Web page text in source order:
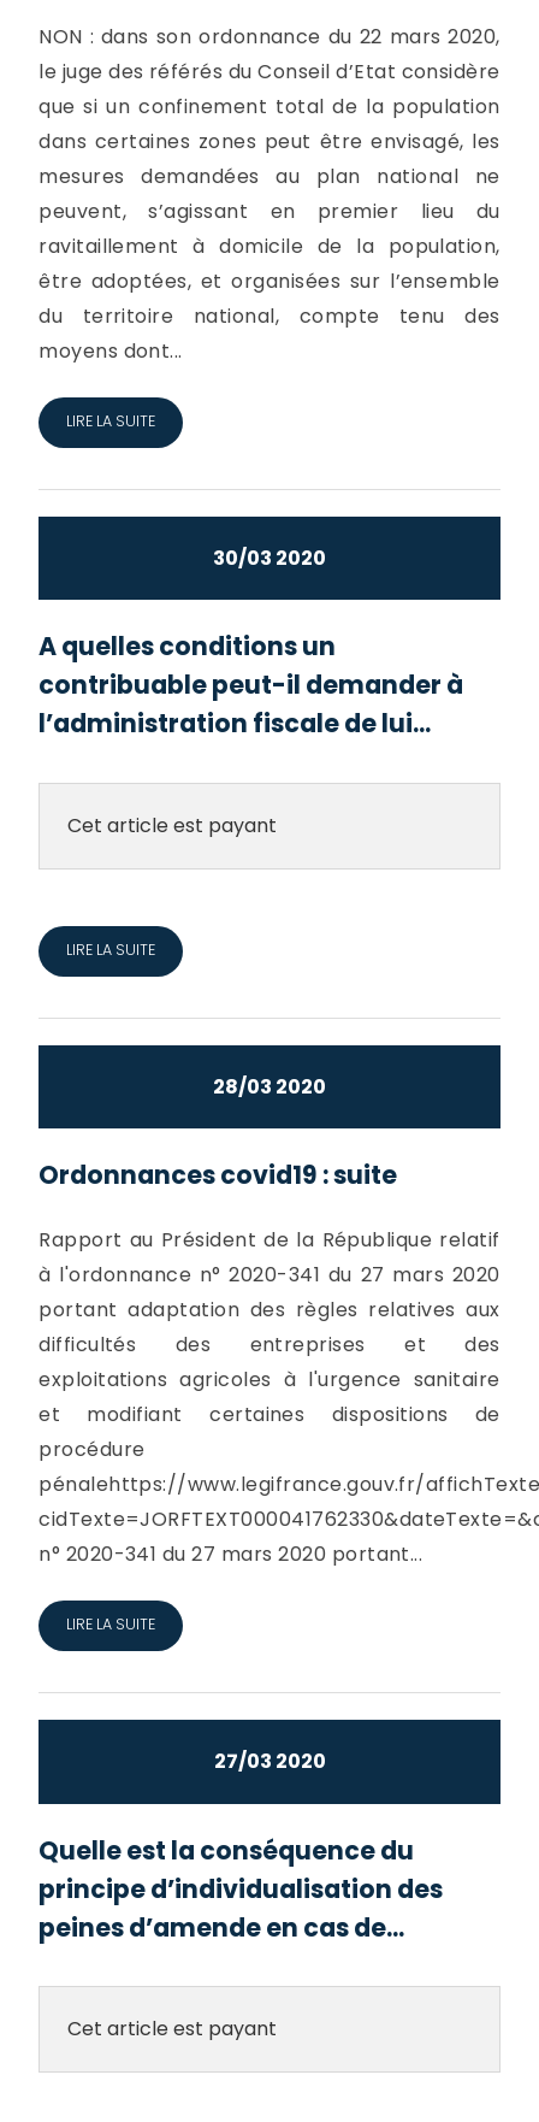
NON : dans son ordonnance du 22 mars 2020,
le juge des référés du Conseil d’Etat considère
que si un confinement total de la population
dans certaines zones peut être envisagé, les
mesures demandées au plan national ne
peuvent, s’agissant en premier lieu du
ravitaillement à domicile de la population,
être adoptées, et organisées sur l’ensemble
du territoire national, compte tenu des
moyens dont...
LIRE LA SUITE
30/03 2020
A quelles conditions un
contribuable peut-il demander à
l’administration fiscale de lui...
Cet article est payant
LIRE LA SUITE
28/03 2020
Ordonnances covid19 : suite
Rapport au Président de la République relatif
à l'ordonnance n° 2020-341 du 27 mars 2020
portant adaptation des règles relatives aux
difficultés des entreprises et des
exploitations agricoles à l'urgence sanitaire
et modifiant certaines dispositions de
procédure
pénalehttps://www.legifrance.gouv.fr/
n° 2020-341 du 27 mars 2020 portant...
LIRE LA SUITE
27/03 2020
Quelle est la conséquence du
principe d’individualisation des
peines d’amende en cas de...
Cet article est payant